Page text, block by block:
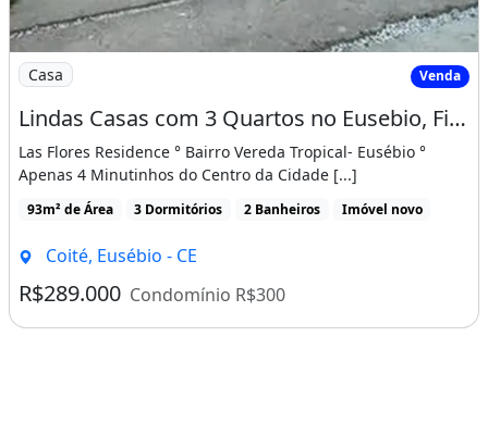
Imagem: Lindas Casas com 3 Quartos no Eusebio, Fino
Casa Venda
Lindas Casas com 3 Quartos no Eusebio, Fino Acabamento, Ultimas Unidades!
Las Flores Residence ° Bairro Vereda Tropical- Eusébio °
Apenas 4 Minutinhos do Centro da Cidade [...]
93m² de Área 3 Dormitórios 2 Banheiros Imóvel novo
Coité, Eusébio - CE
R$289.000 Condomínio R$300